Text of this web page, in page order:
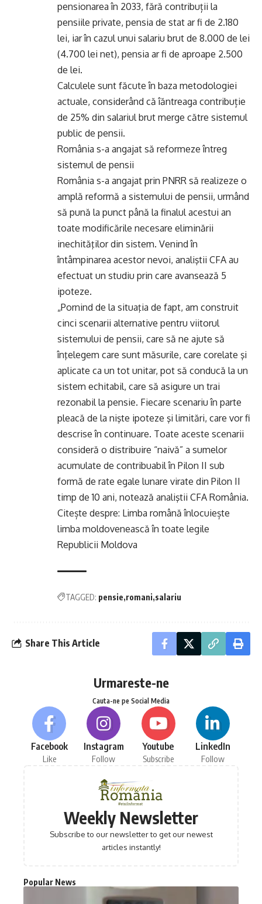
pensionarea în 2033, fără contribuții la
pensiile private, pensia de stat ar fi de 2.180
lei, iar în cazul unui salariu brut de 8.000 de lei
(4.700 lei net), pensia ar fi de aproape 2.500
de lei.
Calculele sunt făcute în baza metodologiei
actuale, considerând că îăntreaga contribuție
de 25% din salariul brut merge către sistemul
public de pensii.
România s-a angajat să reformeze întreg
sistemul de pensii
România s-a angajat prin PNRR să realizeze o
amplă reformă a sistemului de pensii, urmând
să pună la punct până la finalul acestui an
toate modificările necesare eliminării
inechităţilor din sistem. Venind în
întâmpinarea acestor nevoi, analiştii CFA au
efectuat un studiu prin care avansează 5
ipoteze.
„Pornind de la situaţia de fapt, am construit
cinci scenarii alternative pentru viitorul
sistemului de pensii, care să ne ajute să
înţelegem care sunt măsurile, care corelate şi
aplicate ca un tot unitar, pot să conducă la un
sistem echitabil, care să asigure un trai
rezonabil la pensie. Fiecare scenariu în parte
pleacă de la nişte ipoteze şi limitări, care vor fi
descrise în continuare. Toate aceste scenarii
consideră o distribuire “naivă” a sumelor
acumulate de contribuabil în Pilon II sub
formă de rate egale lunare virate din Pilon II
timp de 10 ani, notează analiştii CFA România.
Citește despre: Limba română înlocuiește
limba moldovenească în toate legile
Republicii Moldova
TAGGED: pensie romani salariu
Share This Article
Urmareste-ne
Cauta-ne pe Social Media
Facebook
Like
Instagram
Follow
Youtube
Subscribe
LinkedIn
Follow
Weekly Newsletter
Subscribe to our newsletter to get our newest
articles instantly!
Popular News